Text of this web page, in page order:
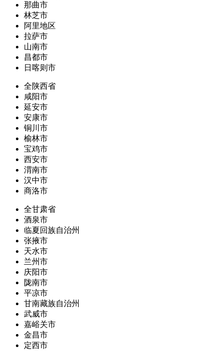
那曲市
林芝市
阿里地区
拉萨市
山南市
昌都市
日喀则市
全陕西省
咸阳市
延安市
安康市
铜川市
榆林市
宝鸡市
西安市
渭南市
汉中市
商洛市
全甘肃省
酒泉市
临夏回族自治州
张掖市
天水市
兰州市
庆阳市
陇南市
平凉市
甘南藏族自治州
武威市
嘉峪关市
金昌市
定西市